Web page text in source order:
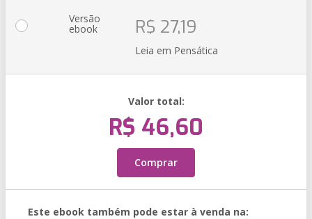
Versão
ebook R$ 27,19
Leia em Pensática
Valor total:
R$ 46,60
Comprar
Este ebook também pode estar à venda na: